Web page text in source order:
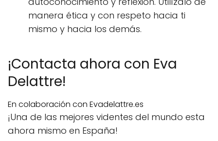
manera ética y con respeto hacia ti
mismo y hacia los demás.
¡Contacta ahora con Eva
Delattre!
En colaboración con Evadelattre.es
¡Una de las mejores videntes del mundo esta
ahora mismo en España!